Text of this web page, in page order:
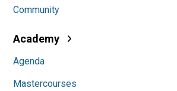
Community
Academy
Agenda
Mastercourses